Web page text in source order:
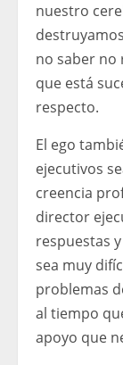
nuestro
no saber no
que está
respecto.
El ego
ejecutivos
creencia
director
respuestas
sea muy
problemas
al tiempo
apoyo que